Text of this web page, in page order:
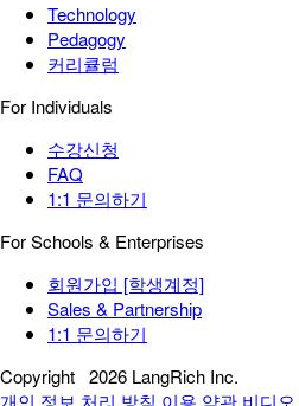
Technology
Pedagogy
커리큘럼
For Individuals
수강신청
FAQ
1:1 문의하기
For Schools & Enterprises
회원가입 [학생계정]
Sales & Partnership
1:1 문의하기
Copyright 2026 LangRich Inc.